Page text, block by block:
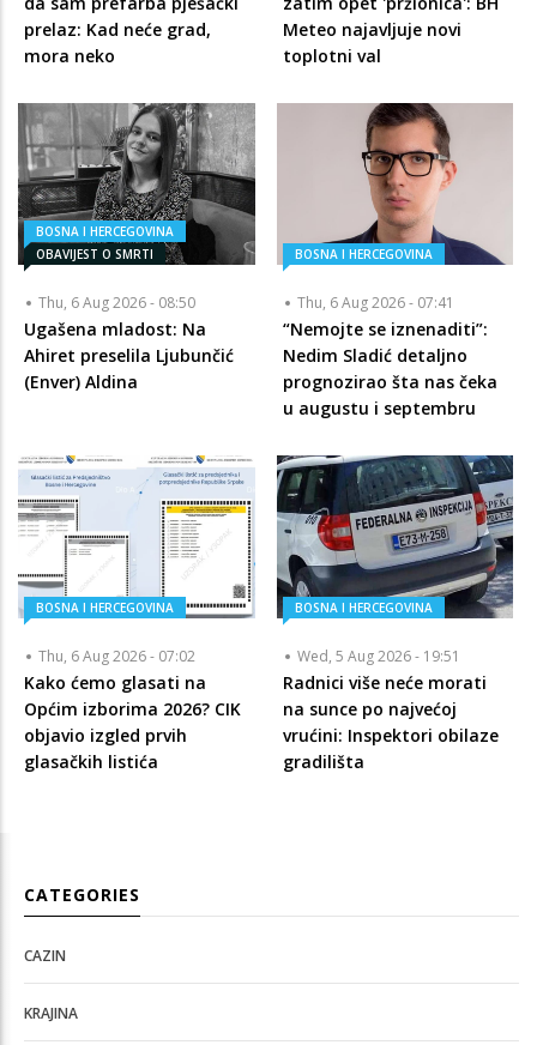
prelaz: Kad neće grad,
mora neko
Meteo najavljuje novi
toplotni val
BOSNA I HERCEGOVINA
OBAVIJEST O SMRTI
Thu, 6 Aug 2026 - 08:50
Ugašena mladost: Na
Ahiret preselila Ljubunčić
(Enver) Aldina
BOSNA I HERCEGOVINA
Thu, 6 Aug 2026 - 07:41
“Nemojte se iznenaditi”:
Nedim Sladić detaljno
prognozirao šta nas čeka
u augustu i septembru
BOSNA I HERCEGOVINA
Thu, 6 Aug 2026 - 07:02
Kako ćemo glasati na
Općim izborima 2026? CIK
objavio izgled prvih
glasačkih listića
BOSNA I HERCEGOVINA
Wed, 5 Aug 2026 - 19:51
Radnici više neće morati
na sunce po najvećoj
vrućini: Inspektori obilaze
gradilišta
CATEGORIES
CAZIN
KRAJINA